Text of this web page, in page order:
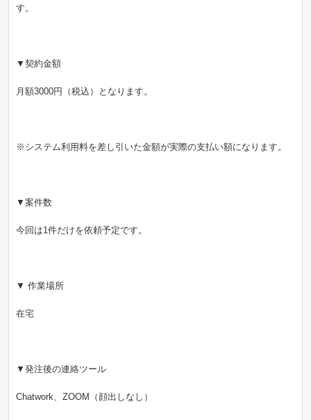
す。
▼契約金額
月額3000円（税込）となります。
※システム利用料を差し引いた金額が実際の支払い額になります。
▼案件数
今回は1件だけを依頼予定です。
▼ 作業場所
在宅
▼発注後の連絡ツール
Chatwork、ZOOM（顔出しなし）